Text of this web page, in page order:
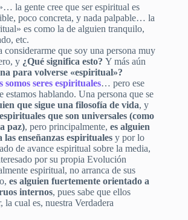
la gente cree que ser espiritual es
poco concreta, y nada palpable… la
es como la de alguien tranquilo,
etc.
que soy una persona muy
y ¿Qué significa esto? Y más aún
para volverse «espiritual»?
somos seres espirituales… pero ese
estamos hablando. Una persona que se
que sigue una filosofía de vida, y
que son universales (como
paz), pero principalmente, es alguien
enseñanzas espirituales y por lo
de avance espiritual sobre la media,
por su propia Evolución
espiritual, no arranca de sus
es alguien fuertemente orientado a
internos, pues sabe que ellos
la cual es, nuestra Verdadera